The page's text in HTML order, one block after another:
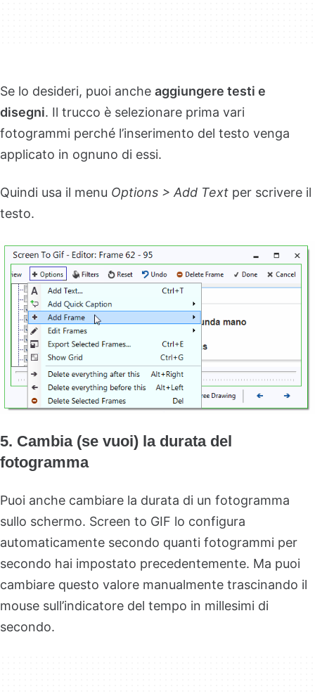
Se lo desideri, puoi anche aggiungere testi e
disegni. Il trucco è selezionare prima vari
fotogrammi perché l’inserimento del testo venga
applicato in ognuno di essi.
Quindi usa il menu Options > Add Text per scrivere il
testo.
5. Cambia (se vuoi) la durata del
fotogramma
Puoi anche cambiare la durata di un fotogramma
sullo schermo. Screen to GIF lo configura
automaticamente secondo quanti fotogrammi per
secondo hai impostato precedentemente. Ma puoi
cambiare questo valore manualmente trascinando il
mouse sull’indicatore del tempo in millesimi di
secondo.